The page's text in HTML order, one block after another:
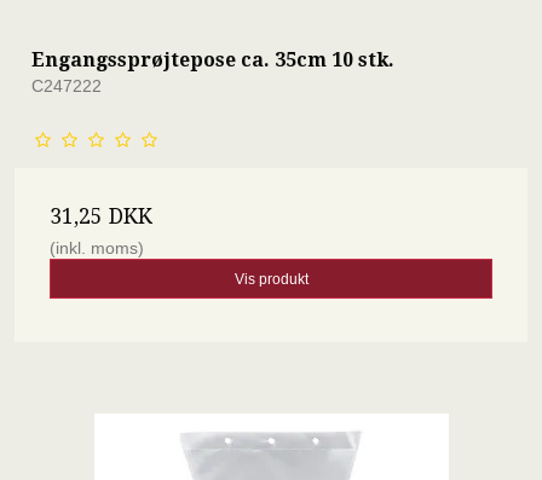
Engangssprøjtepose ca. 35cm 10 stk.
C247222
31,25 DKK
(inkl. moms)
Vis produkt